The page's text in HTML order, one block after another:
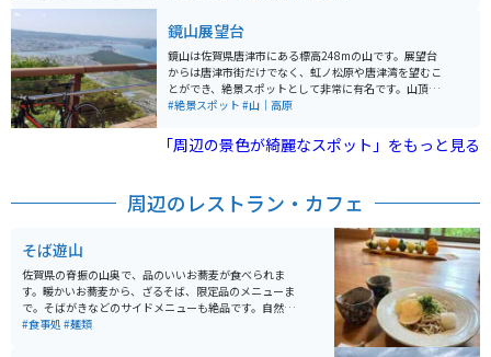
もこの施設の大きな特徴です。 広々とした敷地内では自
然を満喫したり、散策を楽しんだりと、アウトドア初心
者でも安心して過ごせます。ソロキャンプなら平日1,00
0円台から宿泊可能という手軽さも嬉しいポイントです。
夜になれば福岡市内を一望できる圧巻の夜景。山の静け
さの中で、きらめく街の灯りを眺める時間は、ここでし
鏡山展望台
鏡山は佐賀県唐津市にある標高248mの山です。展望台
からは唐津市街だけでなく、虹ノ松原や唐津湾を望むこ
とができ、絶景スポットとして非常に有名です。山頂に
は展望台だけではなく、芝生の広場も整備されており、
#絶景スポット #山｜高原
「周辺の景色が綺麗なスポット」をもっと見る
周辺のレストラン・カフェ
そば遊山
佐賀県の脊振の山奥で、品のいいお蕎麦が食べられま
す。暖かいお蕎麦から、ざるそば、限定品のメニューま
で。そばがきなどのサイドメニューも絶品です。自然を
眺めながらお蕎麦をいただく時間は、贅沢そのもので
#食事処 #麺類